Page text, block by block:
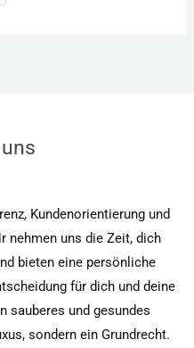
Kundenorientierung und
nehmen uns die Zeit, dich
bieten eine persönliche
für dich und deine
sauberes und gesundes
sondern ein Grundrecht.